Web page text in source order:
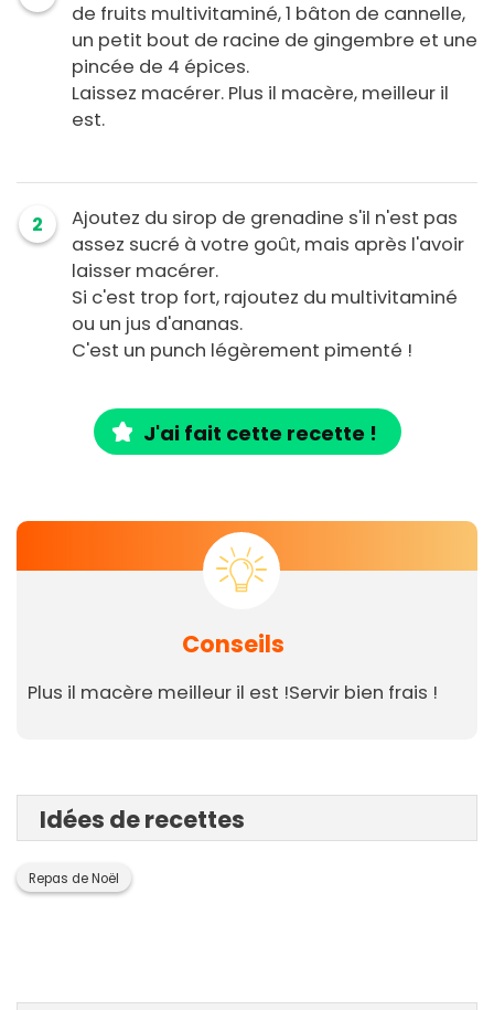
de fruits multivitaminé, 1 bâton de cannelle,
un petit bout de racine de gingembre et une
pincée de 4 épices.
Laissez macérer. Plus il macère, meilleur il
est.
2
Ajoutez du sirop de grenadine s'il n'est pas
assez sucré à votre goût, mais après l'avoir
laisser macérer.
Si c'est trop fort, rajoutez du multivitaminé
ou un jus d'ananas.
C'est un punch légèrement pimenté !
J'ai fait cette recette !
Conseils
Plus il macère meilleur il est !Servir bien frais !
Idées de recettes
Repas de Noël